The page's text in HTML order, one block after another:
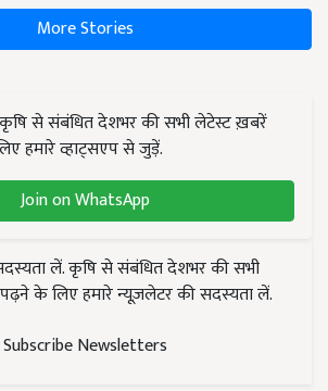
More Stories
से संबंधित देशभर की सभी लेटेस्ट ख़बरें
हमारे व्हाट्सएप से जुड़ें.
Join on WhatsApp
लें. कृषि से संबंधित देशभर की सभी
के लिए हमारे न्यूज़लेटर की सदस्यता लें.
Subscribe Newsletters